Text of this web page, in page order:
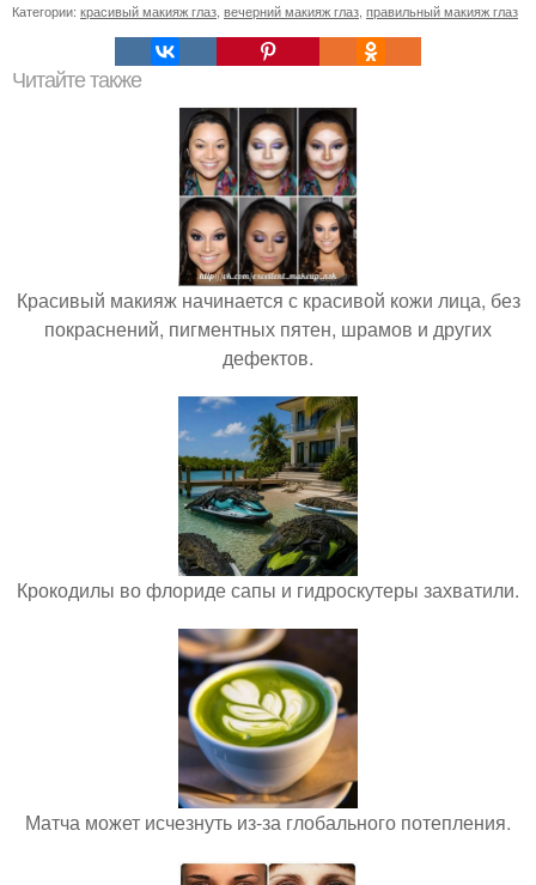
Категории: красивый макияж глаз, вечерний макияж глаз, правильный макияж глаз
Читайте также
Красивый макияж начинается с красивой кожи лица, без
покраснений, пигментных пятен, шрамов и других
дефектов.
Крокодилы во флориде сапы и гидроскутеры захватили.
Матча может исчезнуть из-за глобального потепления.